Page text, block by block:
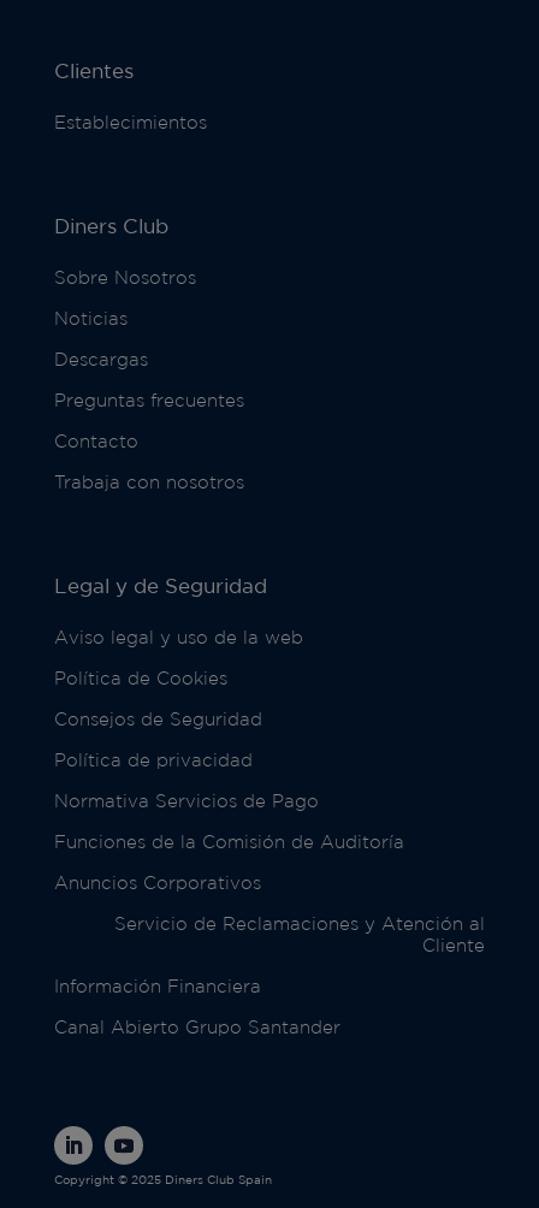
Clientes
Establecimientos
Diners Club
Sobre Nosotros
Noticias
Descargas
Preguntas frecuentes
Contacto
Trabaja con nosotros
Legal y de Seguridad
Aviso legal y uso de la web
Política de Cookies
Consejos de Seguridad
Política de privacidad
Normativa Servicios de Pago
Funciones de la Comisión de Auditoría
Anuncios Corporativos
Servicio de Reclamaciones y Atención al
Cliente
Información Financiera
Canal Abierto Grupo Santander
Copyright © 2025 Diners Club Spain